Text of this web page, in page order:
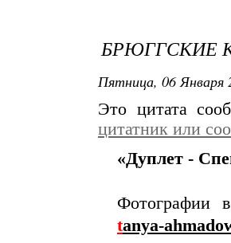
БРЮГГСКИЕ
Пятница, 06 Января
Это цитата
цитатник или
«Дуплет -
Фотографии
tanya-